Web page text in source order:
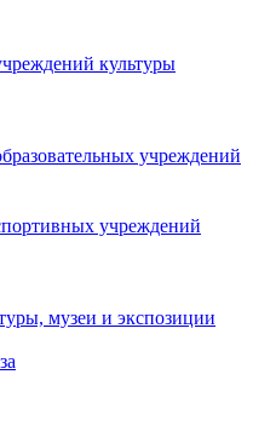
культуры
учреждений
учреждений
музеи и экспозиции